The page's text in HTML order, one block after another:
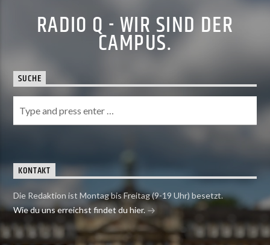
RADIO Q - WIR SIND DER
CAMPUS.
SUCHE
KONTAKT
Die Redaktion ist Montag bis Freitag (9-19 Uhr) besetzt.
Wie du uns erreichst findet du hier.